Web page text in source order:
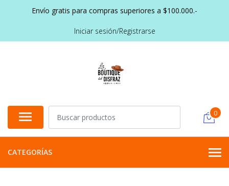
Envío gratis para compras superiores a $100.000.-
Iniciar sesión/Registrarse
0
CATEGORÍAS